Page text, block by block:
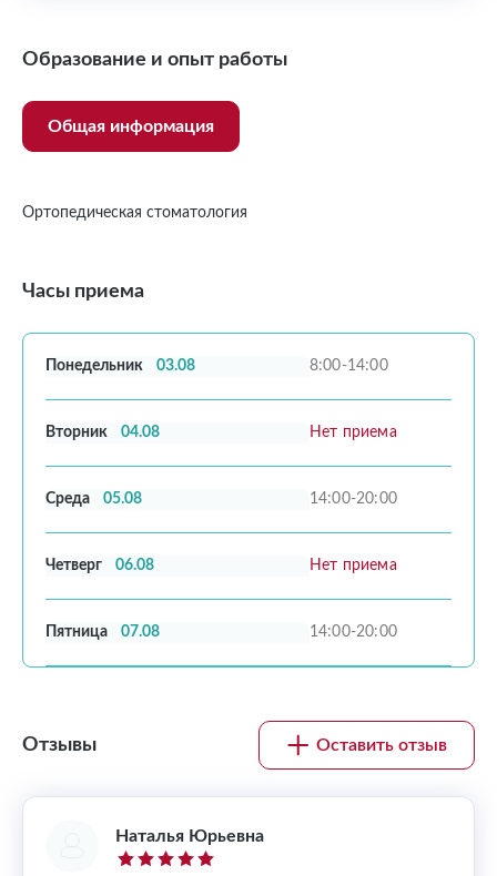
Образование и опыт работы
Общая информация
Ортопедическая стоматология
Часы приема
Понедельник 03.08 8:00-14:00
Вторник 04.08 Нет приема
Среда 05.08 14:00-20:00
Четверг 06.08 Нет приема
Пятница 07.08 14:00-20:00
Отзывы Оставить отзыв
Наталья Юрьевна